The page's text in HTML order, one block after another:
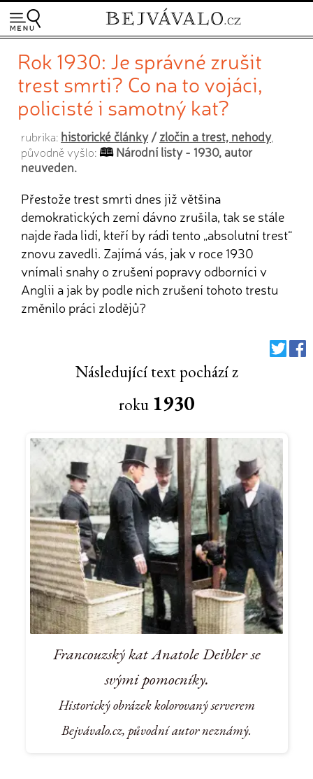
Rok 1930: Je správné zrušit
trest smrti? Co na to vojáci,
policisté i samotný kat?
rubrika: historické články/zločin a trest, nehody,
původně vyšlo:
Národní listy - 1930, autor
neuveden.
Přestože trest smrti dnes již většina
demokratických zemí dávno zrušila, tak se stále
najde řada lidí, kteří by rádi tento „absolutní trest“
znovu zavedli. Zajímá vás, jak v roce 1930
vnímali snahy o zrušení popravy odborníci v
Anglii a jak by podle nich zrušení tohoto trestu
změnilo práci zlodějů?
Následující text pochází z
roku 1930
Francouzský kat Anatole Deibler se
svými pomocníky.
Historický obrázek kolorovaný serverem
Bejvávalo.cz, původní autor neznámý.